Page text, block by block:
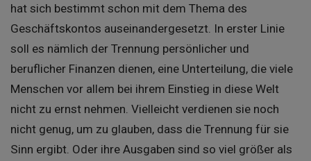
hat sich bestimmt schon mit dem Thema des
Geschäftskontos auseinandergesetzt. In erster Linie
soll es nämlich der Trennung persönlicher und
beruflicher Finanzen dienen, eine Unterteilung, die viele
Menschen vor allem bei ihrem Einstieg in diese Welt
nicht zu ernst nehmen. Vielleicht verdienen sie noch
nicht genug, um zu glauben, dass die Trennung für sie
Sinn ergibt. Oder ihre Ausgaben sind so viel größer als